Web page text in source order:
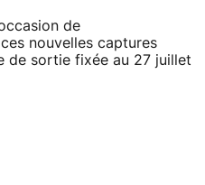
de
nouvelles captures
de sortie fixée au 27 juillet